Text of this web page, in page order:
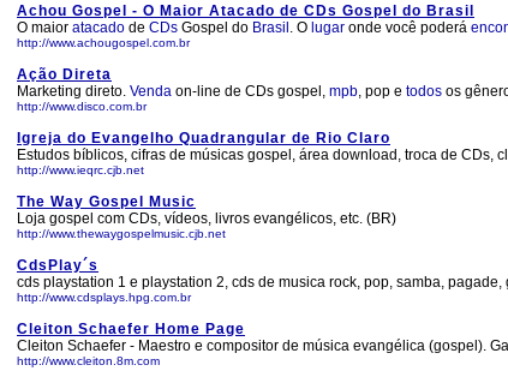
Achou Gospel - O Maior Atacado de CDs Gospel do Brasil
O maior atacado de CDs Gospel do Brasil . O lugar onde você poderá
http://www.achougospel.com.br
Ação Direta
Marketing direto. Venda on-line de CDs gospel, mpb, pop e todos os
http://www.disco.com.br
Igreja do Evangelho Quadrangular de Rio Claro
Estudos bíblicos, cifras de músicas gospel, área download, troca de CDs,
http://www.ieqrc.cjb.net
The Way Gospel Music
Loja gospel com CDs, vídeos, livros evangélicos, etc. (BR)
http://www.thewaygospelmusic.cjb.net
CdsPlay´s
cds playstation 1 e playstation 2, cds de musica rock, pop, samba,
http://www.cdsplays.hpg.com.br
Cleiton Schaefer Home Page
Cleiton Schaefer - Maestro e compositor de música evangélica (gospel).
http://www.cleiton.8m.com